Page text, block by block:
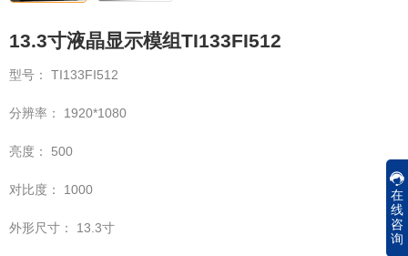
13.3寸液晶显示模组TI133FI512
型号： TI133FI512
分辨率： 1920*1080
亮度： 500
对比度： 1000
外形尺寸： 13.3寸
在
线
咨
询